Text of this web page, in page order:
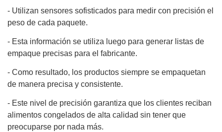
- Utilizan sensores sofisticados para medir con precisión el
peso de cada paquete.
- Esta información se utiliza luego para generar listas de
empaque precisas para el fabricante.
- Como resultado, los productos siempre se empaquetan
de manera precisa y consistente.
- Este nivel de precisión garantiza que los clientes reciban
alimentos congelados de alta calidad sin tener que
preocuparse por nada más.